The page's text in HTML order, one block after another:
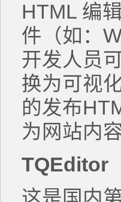
HTML 编
件（如：
开发人员
换为可视
的发布
为网站内
TQEditor
这是国内